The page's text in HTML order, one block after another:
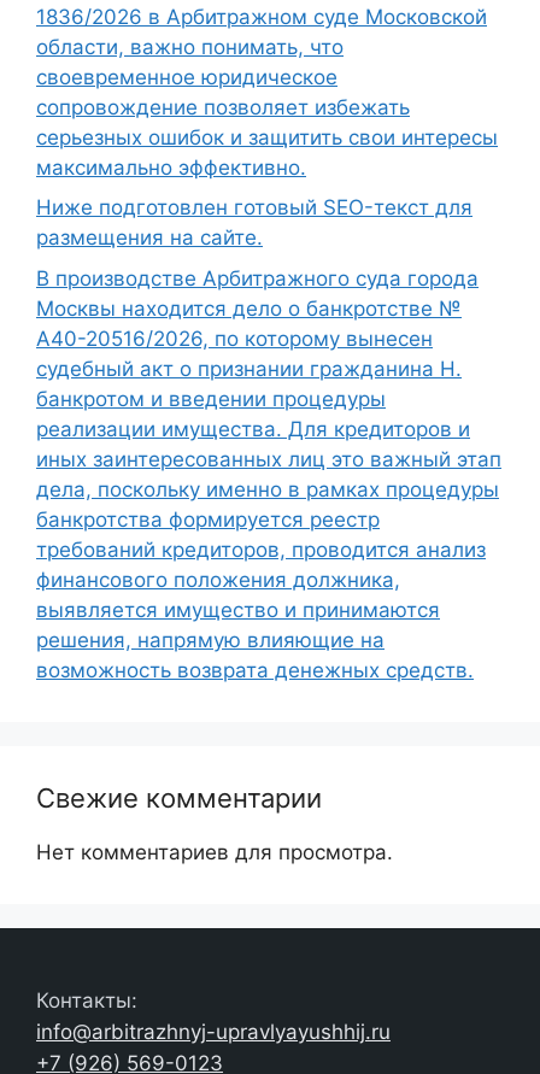
1836/2026 в Арбитражном суде Московской
области, важно понимать, что
своевременное юридическое
сопровождение позволяет избежать
серьезных ошибок и защитить свои интересы
максимально эффективно.
Ниже подготовлен готовый SEO-текст для
размещения на сайте.
В производстве Арбитражного суда города
Москвы находится дело о банкротстве №
А40-20516/2026, по которому вынесен
судебный акт о признании гражданина Н.
банкротом и введении процедуры
реализации имущества. Для кредиторов и
иных заинтересованных лиц это важный этап
дела, поскольку именно в рамках процедуры
банкротства формируется реестр
требований кредиторов, проводится анализ
финансового положения должника,
выявляется имущество и принимаются
решения, напрямую влияющие на
возможность возврата денежных средств.
Свежие комментарии
Нет комментариев для просмотра.
Контакты:
info@arbitrazhnyj-upravlyayushhij.ru
+7 (926) 569-0123